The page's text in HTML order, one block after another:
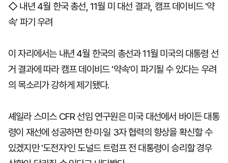
◇ 내년 4월 한국 총선, 11월 미 대선 결과, 캠프 데이비드 '약
속' 파기 우려
이 자리에서는 내년 4월 한국의 총선과 11월 미국의 대통령 선
거 결과에 따라 캠프 데이비드 '약속'이 파기될 수 있다는 우려
의 목소리가 강하게 제기됐다.
셰일라 스미스 CFR 선임 연구원은 미국 대선에서 바이든 대통
령이 재선에 성공하면 한·미·일 3자 협력의 향상을 확신할 수
있겠지만 '도전자'인 도널드 트럼프 전 대통령이 승리할 경우